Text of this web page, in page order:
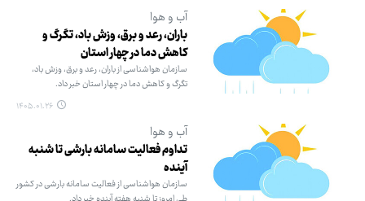
آب و هوا
باران، رعد و برق، وزش باد، تگرگ و
کاهش دما در چهار استان
سازمان هواشناسی از باران، رعد و برق، وزش باد،
تگرگ و کاهش دما در چهار استان خبر داد.
۱۴۰۵.۰۱.۲۶
آب و هوا
تداوم فعالیت سامانه بارشی تا شنبه
آینده
سازمان هواشناسی از فعالیت سامانه بارشی در کشور